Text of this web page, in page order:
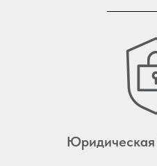
оценку
Оценить
Юридическая